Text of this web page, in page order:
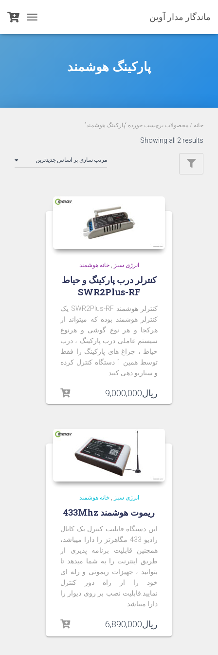
ماندگار مدار آوین
TOGGLE
NAVIGATION
پارکینگ هوشمند
خانه / محصولات برچسب خورده “پارکینگ هوشمند”
Showing all 2 results
انرژی سبز ,خانه هوشمند
کنترلر درب پارکینگ و حیاط
SWR2Plus-RF
کنترلر هوشمند SWR2Plus-RF یک
کنترلر هوشمند بوده که میتواند از
هرکجا و هر نوع گوشی و هرنوع
سیستم عاملی درب پارکینگ ، درب
حیاط ، چراغ های پارکینگ را فقط
توسط همین 1 دستگاه کنترل کرده
و سناریو دهی کنید
ریال9,000,000
انرژی سبز ,خانه هوشمند
ریموت هوشمند 433Mhz
این دستگاه قابلیت کنترل یک کانال
رادیو 433 مگاهرتز را دارا میباشد،
همچنین قابلیت برنامه پذیری از
طریق اینترنت را به شما میدهد تا
بتوانید ، جهیزات ریموتی و رله ای
خود را از راه دور کنترل
نمایید.قابلیت نصب بر روی دیوار را
دارا میباشد
ریال6,890,000